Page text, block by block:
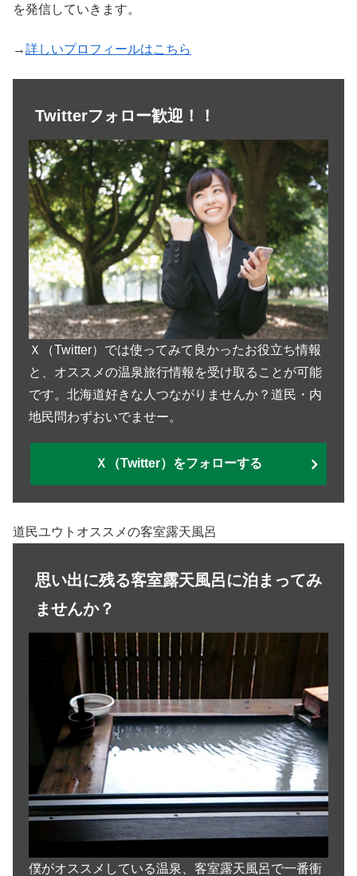
を発信していきます。
→詳しいプロフィールはこちら
Twitterフォロー歓迎！！
Ｘ（Twitter）では使ってみて良かったお役立ち情報
と、オススメの温泉旅行情報を受け取ることが可能
です。北海道好きな人つながりませんか？道民・内
地民問わずおいでませー。
Ｘ（Twitter）をフォローする
道民ユウトオススメの客室露天風呂
思い出に残る客室露天風呂に泊まってみ
ませんか？
僕がオススメしている温泉、客室露天風呂で一番衝